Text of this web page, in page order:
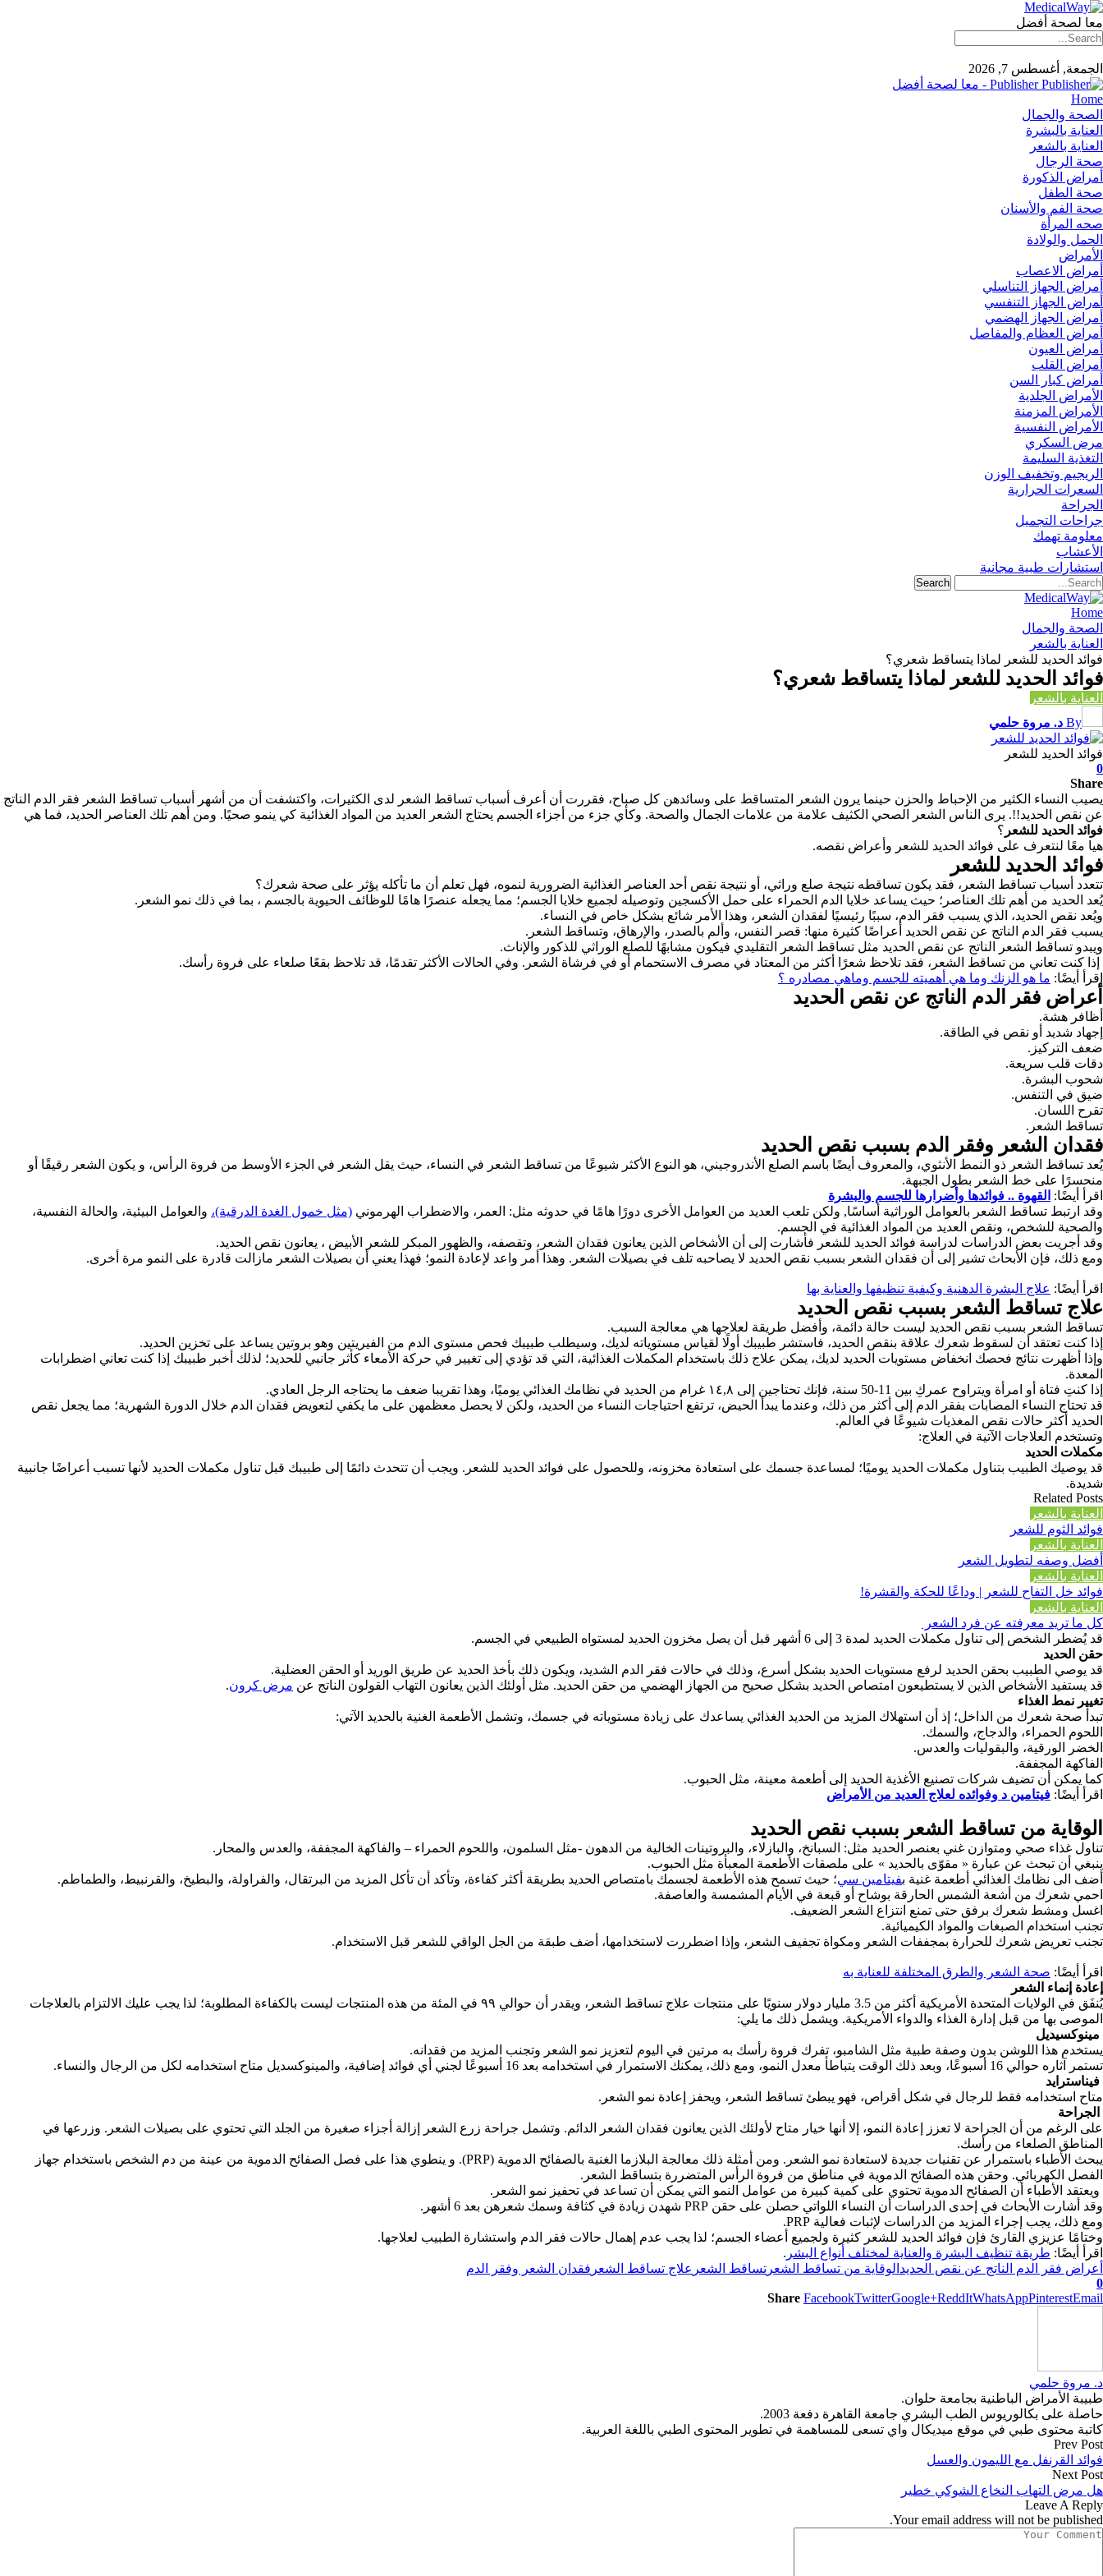
معا لصحة أفضل
الجمعة, أغسطس 7, 2026
Publisher - معا لصحة أفضل
Home
الصحة والجمال
العناية بالبشرة
العناية بالشعر
صحة الرجال
أمراض الذكورة
صحة الطفل
صحة الفم والأسنان
صحه المرأة
الحمل والولادة
الأمراض
أمراض الاعصاب
أمراض الجهاز التناسلي
أﻤراض اﻟﺠﻬﺎز اﻟﺘﻨﻔﺴﻲ
أمراض الجهاز الهضمي
أمراض العظام والمفاصل
أمراض العيون
أمراض القلب
أمراض كبار السن
الأمراض الجلدية
الأمراض المزمنة
الأمراض النفسية
مرض السكري
التغذية السليمة
الريجيم وتخفيف الوزن
السعرات الحرارية
الجراحة
جراحات التجميل
معلومة تهمك
الأعشاب
استشارات طبية مجانية
Home
الصحة والجمال
العناية بالشعر
فوائد الحديد للشعر لماذا يتساقط شعري؟
فوائد الحديد للشعر لماذا يتساقط شعري؟
العناية بالشعر
By د. مروة حلمي
فوائد الحديد للشعر
0
Share
يصيب النساء الكثير من الإحباط والحزن حينما يرون الشعر المتساقط على وسائدهن كل صباح، فقررت أن أعرف أسباب تساقط الشعر لدى الكثيرات، واكتشفت أن من أشهر أسباب تساقط الشعر فقر الدم الناتج
عن نقص الحديد!!. يرى الناس الشعر الصحي الكثيف علامة من علامات الجمال والصحة. وكأي جزء من أجزاء الجسم يحتاج الشعر العديد من المواد الغذائية كي ينمو صحيًا. ومن أهم تلك العناصر الحديد، فما هي
فوائد الحديد للشعر ؟
هيا معًا لنتعرف على فوائد الحديد للشعر وأعراض نقصه.
فوائد الحديد للشعر
تتعدد أسباب تساقط الشعر، فقد يكون تساقطه نتيجة صلع وراثي، أو نتيجة نقص أحد العناصر الغذائية الضرورية لنموه، فهل تعلم أن ما تأكله يؤثر على صحة شعرك؟
يُعد الحديد من أهم تلك العناصر؛ حيث يساعد خلايا الدم الحمراء على حمل الأكسجين وتوصيله لجميع خلايا الجسم؛ مما يجعله عنصرًا هامًا للوظائف الحيوية بالجسم ، بما في ذلك نمو الشعر.
ويُعد نقص الحديد، الذي يسبب فقر الدم، سببًا رئيسيًا لفقدان الشعر، وهذا الأمر شائع بشكل خاص في النساء.
يسبب فقر الدم الناتج عن نقص الحديد أعراضًا كثيرة منها: قصر النفس، وألم بالصدر، والإرهاق، وتساقط الشعر.
ويبدو تساقط الشعر الناتج عن نقص الحديد مثل تساقط الشعر التقليدي فيكون مشابهًا للصلع الوراثي للذكور والإناث.
إذا كنت تعاني من تساقط الشعر، فقد تلاحظ شعرًا أكثر من المعتاد في مصرف الاستحمام أو في فرشاة الشعر. وفي الحالات الأكثر تقدمًا، قد تلاحظ بقعًا صلعاء على فروة رأسك.
اقرأ أيضًا: ما هو الزنك وما هي أهميته للجسم وماهي مصادره ؟
أعراض فقر الدم الناتج عن نقص الحديد
أظافر هشة.
إجهاد شديد أو نقص في الطاقة.
ضعف التركيز.
دقات قلب سريعة.
شحوب البشرة.
ضيق في التنفس.
تقرح اللسان.
تساقط الشعر.
فقدان الشعر وفقر الدم بسبب نقص الحديد
يُعد تساقط الشعر ذو النمط الأنثوي، والمعروف أيضًا باسم الصلع الأندروجيني، هو النوع الأكثر شيوعًا من تساقط الشعر في النساء، حيث يقل الشعر في الجزء الأوسط من فروة الرأس، و يكون الشعر رقيقًا أو
منحسرًا على خط الشعر بطول الجبهة.
اقرأ أيضًا: القهوة .. فوائدها وأضرارها للجسم والبشرة
وقد ارتبط تساقط الشعر بالعوامل الوراثية أساسًا, ولكن تلعب العديد من العوامل الأخرى دورًا هامًا في حدوثه مثل: العمر، والاضطراب الهرموني (مثل خمول الغدة الدرقية)، والعوامل البيئية، والحالة النفسية،
والصحية للشخص، ونقص العديد من المواد الغذائية في الجسم.
وقد أجريت بعض الدراسات لدراسة فوائد الحديد للشعر فأشارت إلى أن الأشخاص الذين يعانون فقدان الشعر، وتقصفه، والظهور المبكر للشعر الأبيض ، يعانون نقص الحديد.
ومع ذلك، فإن الأبحاث تشير إلى أن فقدان الشعر بسبب نقص الحديد لا يصاحبه تلف في بصيلات الشعر. وهذا أمر واعد لإعادة النمو؛ فهذا يعني أن بصيلات الشعر مازالت قادرة على النمو مرة أخرى.
اقرأ أيضًا: علاج البشرة الدهنية وكيفية تنظيفها والعناية بها
علاج تساقط الشعر بسبب نقص الحديد
تساقط الشعر بسبب نقص الحديد ليست حالة دائمة، وأفضل طريقة لعلاجها هي معالجة السبب.
إذا كنت تعتقد أن لسقوط شعرك علاقة بنقص الحديد، فاستشر طبيبك أولًا لقياس مستوياته لديك، وسيطلب طبيبك فحص مستوى الدم من الفيريتين وهو بروتين يساعد على تخزين الحديد.
وإذا أظهرت نتائج فحصك انخفاض مستويات الحديد لديك، يمكن علاج ذلك باستخدام المكملات الغذائية، التي قد تؤدي إلى تغيير في حركة الأمعاء كأثر جانبي للحديد؛ لذلك أخبر طبيبك إذا كنت تعاني اضطرابات
المعدة.
إذا كنتِ فتاة أو امرأة ويتراوح عمركِ بين 11-50 سنة، فإنك تحتاجين إلى ١٤,٨ غرام من الحديد في نظامك الغذائي يوميًا، وهذا تقريبا ضعف ما يحتاجه الرجل العادي.
قد تحتاج النساء المصابات بفقر الدم إلى أكثر من ذلك، وعندما يبدأ الحيض، ترتفع احتياجات النساء من الحديد، ولكن لا يحصل معظمهن على ما يكفي لتعويض فقدان الدم خلال الدورة الشهرية؛ مما يجعل نقص
الحديد أكثر حالات نقص المغذيات شيوعًا في العالم.
وتستخدم العلاجات الآتية في العلاج:
مكملات الحديد
قد يوصيك الطبيب بتناول مكملات الحديد يوميًا؛ لمساعدة جسمك على استعادة مخزونه، وللحصول على فوائد الحديد للشعر. ويجب أن تتحدث دائمًا إلى طبيبك قبل تناول مكملات الحديد لأنها تسبب أعراضًا جانبية
شديدة.
Related Posts
العناية بالشعر
فوائد الثوم للشعر
العناية بالشعر
أفضل وصفه لتطويل الشعر
العناية بالشعر
فوائد خل التفاح للشعر | وداعًا للحكة والقشرة!
العناية بالشعر
كل ما تريد معرفته عن فرد الشعر
قد يُضطر الشخص إلى تناول مكملات الحديد لمدة 3 إلى 6 أشهر قبل أن يصل مخزون الحديد لمستواه الطبيعي في الجسم.
حقن الحديد
قد يوصي الطبيب بحقن الحديد لرفع مستويات الحديد بشكل أسرع، وذلك في حالات فقر الدم الشديد، ويكون ذلك بأخذ الحديد عن طريق الوريد أو الحقن العضلية.
قد يستفيد الأشخاص الذين لا يستطيعون امتصاص الحديد بشكل صحيح من الجهاز الهضمي من حقن الحديد. مثل أولئك الذين يعانون التهاب القولون الناتج عن مرض كرون.
تغيير نمط الغذاء
تبدأ صحة شعرك من الداخل؛ إذ أن استهلاك المزيد من الحديد الغذائي يساعدك على زيادة مستوياته في جسمك، وتشمل الأطعمة الغنية بالحديد الآتي:
اللحوم الحمراء، والدجاج، والسمك.
الخضر الورقية، والبقوليات والعدس.
الفاكهة المجففة.
كما يمكن أن تضيف شركات تصنيع الأغذية الحديد إلى أطعمة معينة، مثل الحبوب.
اقرأ أيضًا: فيتامين د وفوائده لعلاج العديد من الأمراض
الوقاية من تساقط الشعر بسبب نقص الحديد
تناول غذاء صحي ومتوازن غني بعنصر الحديد مثل: السبانخ، والبازلاء، والبروتينات الخالية من الدهون -مثل السلمون، واللحوم الحمراء – والفاكهة المجففة، والعدس والمحار.
ينبغي أن تبحث عن عبارة « مقوّى بالحديد » على ملصقات الأطعمة المعبأة مثل الحبوب.
أضف الى نظامك الغذائي أطعمة غنية بفيتامين سي؛ حيث تسمح هذه الأطعمة لجسمك بامتصاص الحديد بطريقة أكثر كفاءة، وتأكد أن تأكل المزيد من البرتقال، والفراولة، والبطيخ، والقرنبيط، والطماطم.
احمي شعرك من أشعة الشمس الحارقة بوشاح أو قبعة في الأيام المشمسة والعاصفة.
اغسل ومشط شعرك برفق حتى تمنع انتزاع الشعر الضعيف.
تجنب استخدام الصبغات والمواد الكيميائية.
تجنب تعريض شعرك للحرارة بمجففات الشعر ومكواة تجفيف الشعر، وإذا اضطررت لاستخدامها، أضف طبقة من الجل الواقي للشعر قبل الاستخدام.
اقرأ أيضًا: صحة الشعر والطرق المختلفة للعناية به
إعادة إنماء الشعر
يُنفَق في الولايات المتحدة الأمريكية أكثر من 3.5 مليار دولار سنويًا على منتجات علاج تساقط الشعر، ويقدر أن حوالي ٩٩ في المئة من هذه المنتجات ليست بالكفاءة المطلوبة؛ لذا يجب عليك الالتزام بالعلاجات
الموصى بها من قبل إدارة الغذاء والدواء الأمريكية. ويشمل ذلك ما يلي:
مينوكسيديل
يستخدم هذا اللوشن بدون وصفة طبية مثل الشامبو، تفرك فروة رأسك به مرتين في اليوم لتعزيز نمو الشعر وتجنب المزيد من فقدانه.
تستمر آثاره حوالي 16 أسبوعًا، وبعد ذلك الوقت يتباطأ معدل النمو، ومع ذلك، يمكنك الاستمرار في استخدامه بعد 16 أسبوعًا لجني أي فوائد إضافية، والمينوكسديل متاح استخدامه لكل من الرجال والنساء.
فيناسترايد
متاح استخدامه فقط للرجال في شكل أقراص، فهو يبطئ تساقط الشعر، ويحفز إعادة نمو الشعر.
الجراحة
على الرغم من أن الجراحة لا تعزز إعادة النمو، إلا أنها خيار متاح لأولئك الذين يعانون فقدان الشعر الدائم. وتشمل جراحة زرع الشعر إزالة أجزاء صغيرة من الجلد التي تحتوي على بصيلات الشعر. وزرعها في
المناطق الصلعاء من رأسك.
يبحث الأطباء باستمرار عن تقنيات جديدة لاستعادة نمو الشعر. ومن أمثلة ذلك معالجة البلازما الغنية بالصفائح الدموية (PRP). و ينطوي هذا على فصل الصفائح الدموية من عينة من دم الشخص باستخدام جهاز
الفصل الكهربائي. وحقن هذه الصفائح الدموية في مناطق من فروة الرأس المتضررة بتساقط الشعر.
ويعتقد الأطباء أن الصفائح الدموية تحتوي على كمية كبيرة من عوامل النمو التي يمكن أن تساعد في تحفيز نمو الشعر.
وقد أشارت الأبحاث في إحدى الدراسات أن النساء اللواتي حصلن على حقن PRP شهدن زيادة في كثافة وسمك شعرهن بعد 6 أشهر.
ومع ذلك، يجب إجراء المزيد من الدراسات لإثبات فعالية PRP.
وختامًا عزيزي القارئ فإن فوائد الحديد للشعر كثيرة ولجميع أعضاء الجسم؛ لذا يجب عدم إهمال حالات فقر الدم واستشارة الطبيب لعلاجها.
اقرأ أيضًا: طريقة تنظيف البشرة والعناية لمختلف أنواع البشر .
أعراض فقر الدم الناتج عن نقص الحديد الوقاية من تساقط الشعر تساقط الشعر علاج تساقط الشعر فقدان الشعر وفقر الدم
0
Share FacebookTwitterGoogle+ReddItWhatsAppPinterestEmail
د. مروة حلمي
طبيبة الأمراض الباطنية بجامعة حلوان.
حاصلة على بكالوريوس الطب البشري جامعة القاهرة دفعة 2003.
كاتبة محتوى طبي في موقع ميديكال واي تسعى للمساهمة في تطوير المحتوى الطبي باللغة العربية.
Prev Post
فوائد القرنفل مع الليمون والعسل
Next Post
هل مرض التهاب النخاع الشوكي خطير
Leave A Reply
Your email address will not be published.